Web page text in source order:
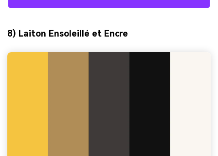
8) Laiton Ensoleillé et Encre